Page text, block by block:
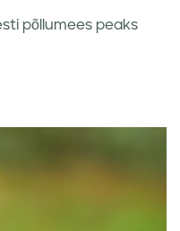
põllumees peaks